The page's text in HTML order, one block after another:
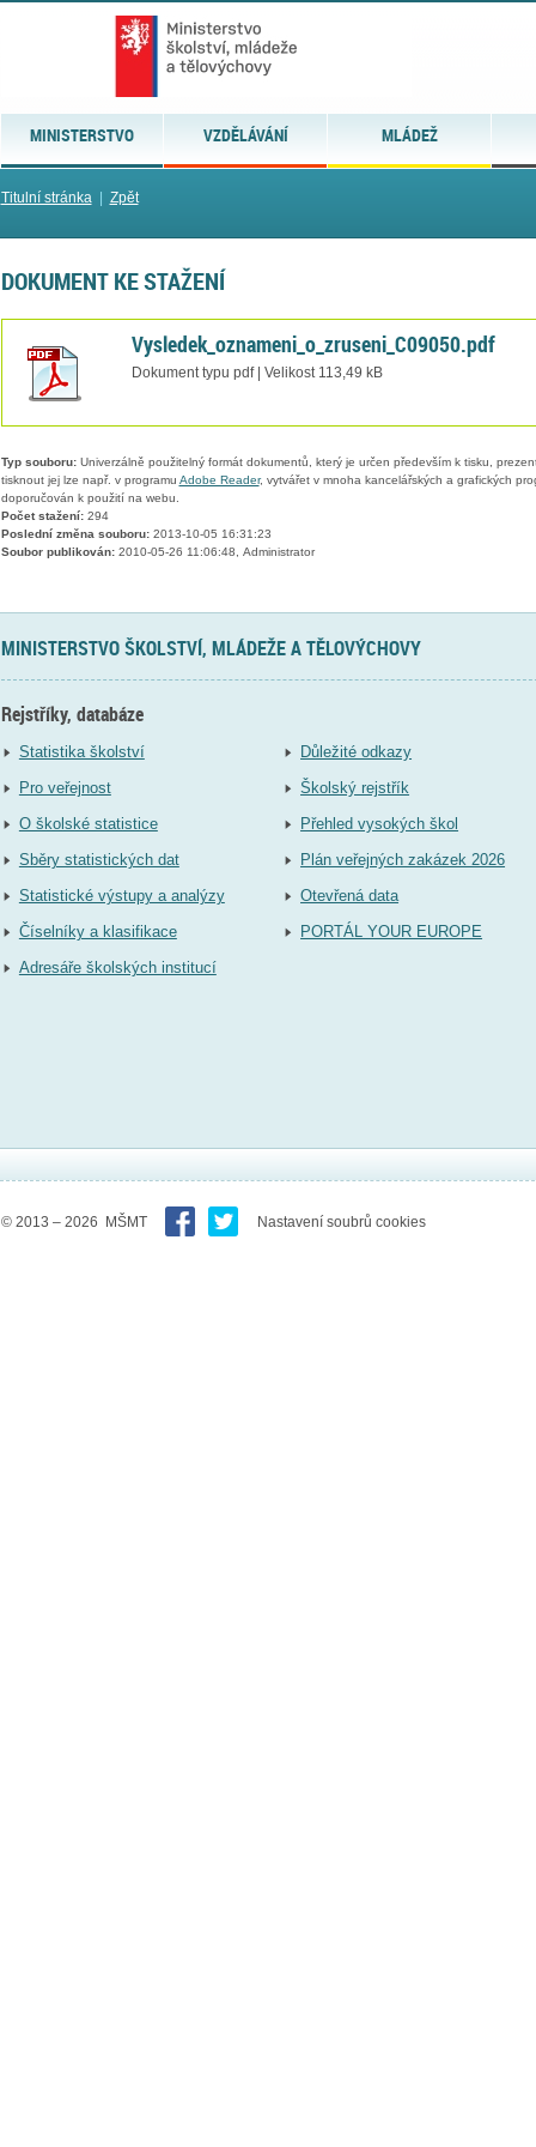
MINISTERSTVO VZDĚLÁVÁNÍ MLÁDEŽ
Titulní stránka| Zpět
DOKUMENT KE STAŽENÍ
Vysledek_oznameni_o_zruseni_C09050.pdf
Dokument typu pdf | Velikost 113,49 kB
Typ souboru:Univerzálně použitelný formát dokumentů, který je určen především k tisku,
tisknout jej lze např. v programu Adobe Reader, vytvářet v mnoha kancelářských a grafických
doporučován k použití na webu.
Počet stažení:294
Poslední změna souboru:2013-10-05 16:31:23
Soubor publikován:2010-05-26 11:06:48, Administrator
MINISTERSTVO ŠKOLSTVÍ, MLÁDEŽE A TĚLOVÝCHOVY
Rejstříky, databáze
Statistika školství
Pro veřejnost
O školské statistice
Sběry statistických dat
Statistické výstupy a analýzy
Číselníky a klasifikace
Adresáře školských institucí
Důležité odkazy
Školský rejstřík
Přehled vysokých škol
Plán veřejných zakázek 2026
Otevřená data
PORTÁL YOUR EUROPE
© 2013 – 2026 MŠMT Nastavení soubrů cookies